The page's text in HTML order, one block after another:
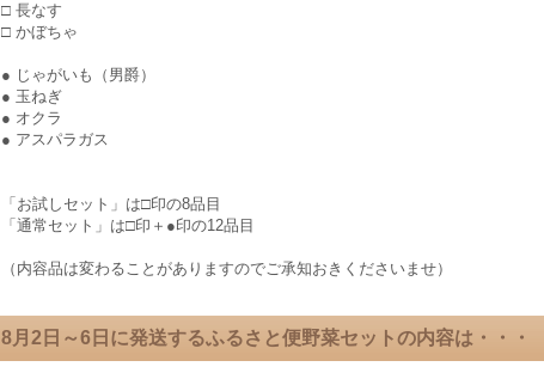
□ 長なす
□ かぼちゃ
● じゃがいも（男爵）
● 玉ねぎ
● オクラ
● アスパラガス
「お試しセット」は□印の8品目
「通常セット」は□印＋●印の12品目
（内容品は変わることがありますのでご承知おきくださいませ）
8月2日～6日に発送するふるさと便野菜セットの内容は・・・